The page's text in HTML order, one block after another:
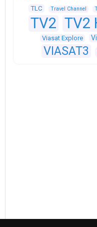
TLC Travel Channel
TV2 TV2
Viasat Explore
VIASAT3